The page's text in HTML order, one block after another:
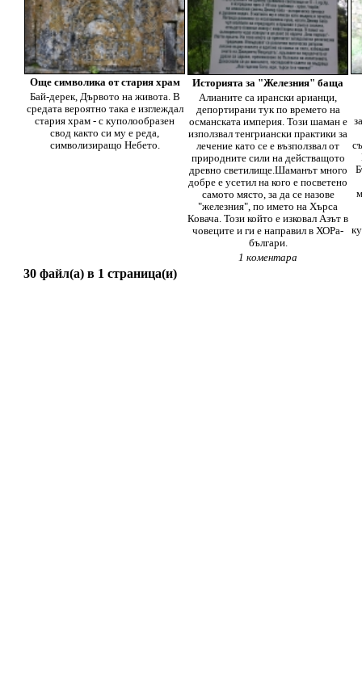
Още символика от стария храм
Бай-дерек, Дървото на живота. В
средата вероятно така е изглеждал
стария храм - с куполообразен
свод както си му е реда,
символизиращо Небето.
Историята за "Железния" баща
Алианите са ирански арианци,
депортирани тук по времето на
османската империя. Този шаман е
използвал тенгриански практики за
лечение като се е възползвал от
природните сили на действащото
древно светилище.Шаманът много
добре е усетил на кого е посветено
самото място, за да се назове
"железния", по името на Хърса
Ковача. Този който е изковал Азът в
човеците и ги е направил в ХОРа-
българи.
1 коментара
30 файл(а) в 1 страница(и)